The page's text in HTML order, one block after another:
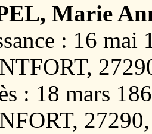
Marie
: 16
: 18 mars